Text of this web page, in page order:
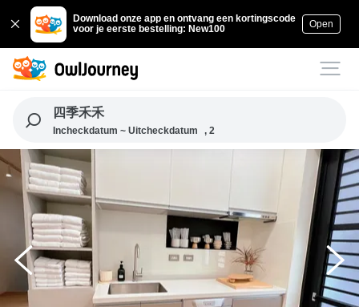
Download onze app en ontvang een kortingscode
voor je eerste bestelling: New100
Open
四季禾禾
Incheckdatum ~ Uitcheckdatum , 2